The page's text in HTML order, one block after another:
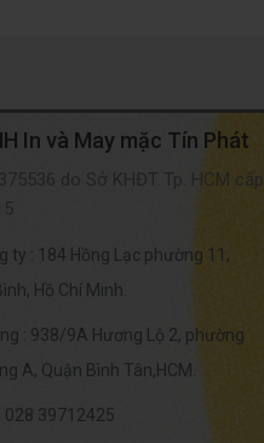
In và May mặc Tín Phát
do Sở KHĐT Tp. HCM cấp
ty : 184 Hồng Lạc phường 11,
Hồ Chí Minh.
: 938/9A Hương Lộ 2, phường
A, Quận Bình Tân,HCM.
028 39712425